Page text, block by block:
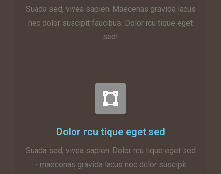
Suada sed, vivea sapien. Maecenas gravida lacus
nec dolor suscipit faucibus. Dolor rcu tique eget
sed!
Dolor rcu tique eget sed
Suada sed, vivea sapien. Dolor rcu tique eget sed
- maecenas gravida lacus nec dolor suscipit